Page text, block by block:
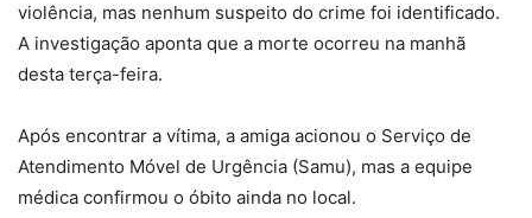
violência, mas nenhum suspeito do crime foi identificado.
A investigação aponta que a morte ocorreu na manhã
desta terça-feira.
Após encontrar a vítima, a amiga acionou o Serviço de
Atendimento Móvel de Urgência (Samu), mas a equipe
médica confirmou o óbito ainda no local.